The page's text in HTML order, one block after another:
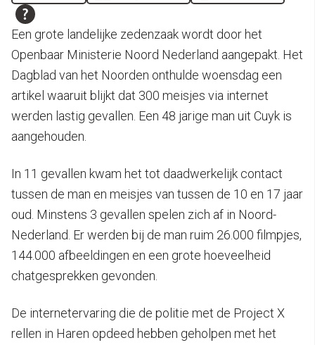
Een grote landelijke zedenzaak wordt door het
Openbaar Ministerie Noord Nederland aangepakt. Het
Dagblad van het Noorden onthulde woensdag een
artikel waaruit blijkt dat 300 meisjes via internet
werden lastig gevallen. Een 48 jarige man uit Cuyk is
aangehouden.
In 11 gevallen kwam het tot daadwerkelijk contact
tussen de man en meisjes van tussen de 10 en 17 jaar
oud. Minstens 3 gevallen spelen zich af in Noord-
Nederland. Er werden bij de man ruim 26.000 filmpjes,
144.000 afbeeldingen en een grote hoeveelheid
chatgesprekken gevonden.
De internetervaring die de politie met de Project X
rellen in Haren opdeed hebben geholpen met het